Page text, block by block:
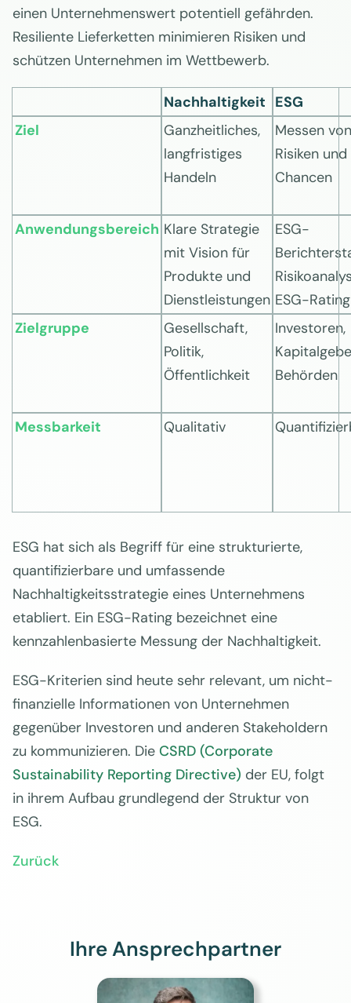
einen Unternehmenswert potentiell gefährden.
Resiliente Lieferketten minimieren Risiken und
schützen Unternehmen im Wettbewerb.
Nachhaltigkeit ESG
Ziel
Ganzheitliches,
langfristiges
Handeln
Messen von
Risiken und
Chancen
Anwendungsbereich Klare Strategie
mit Vision für
Produkte und
Dienstleistungen
ESG-
ESG-Rating
Zielgruppe
Gesellschaft,
Politik,
Öffentlichkeit
Investoren,
Behörden
Messbarkeit Qualitativ
ESG hat sich als Begriff für eine strukturierte,
quantifizierbare und umfassende
Nachhaltigkeitsstrategie eines Unternehmens
etabliert. Ein ESG-Rating bezeichnet eine
kennzahlenbasierte Messung der Nachhaltigkeit.
ESG-Kriterien sind heute sehr relevant, um nicht-
finanzielle Informationen von Unternehmen
gegenüber Investoren und anderen Stakeholdern
zu kommunizieren. Die CSRD (Corporate
Sustainability Reporting Directive) der EU, folgt
in ihrem Aufbau grundlegend der Struktur von
ESG.
Zurück
Ihre Ansprechpartner